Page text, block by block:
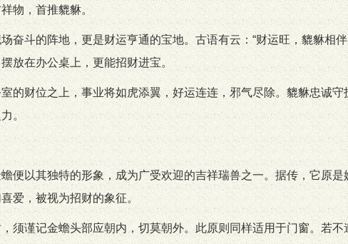
物，首推貔貅。
奋斗的阵地，更是财运亨通的宝地。古语有云：“财运旺，貔貅相
放在办公桌上，更能招财进宝。
的财位之上，事业将如虎添翼，好运连连，邪气尽除。貔貅忠诚
。
便以其独特的形象，成为广受欢迎的吉祥瑞兽之一。据传，它原
爱，被视为招财的象征。
须谨记金蟾头部应朝内，切莫朝外。此原则同样适用于门窗。若